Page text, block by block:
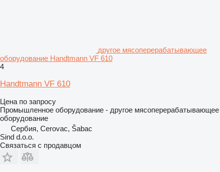
другое мясоперерабатывающее
оборудование Handtmann VF 610
4
Handtmann VF 610
Цена по запросу
Промышленное оборудование - другое мясоперерабатывающее
оборудование
Сербия, Cerovac, Šabac
Sind d.o.o.
Связаться с продавцом